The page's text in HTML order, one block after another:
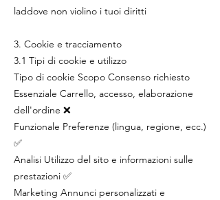
laddove non violino i tuoi diritti
3. Cookie e tracciamento
3.1 Tipi di cookie e utilizzo
Tipo di cookie Scopo Consenso richiesto
Essenziale Carrello, accesso, elaborazione
dell'ordine ❌
Funzionale Preferenze (lingua, regione, ecc.)
✅
Analisi Utilizzo del sito e informazioni sulle
prestazioni ✅
Marketing Annunci personalizzati e